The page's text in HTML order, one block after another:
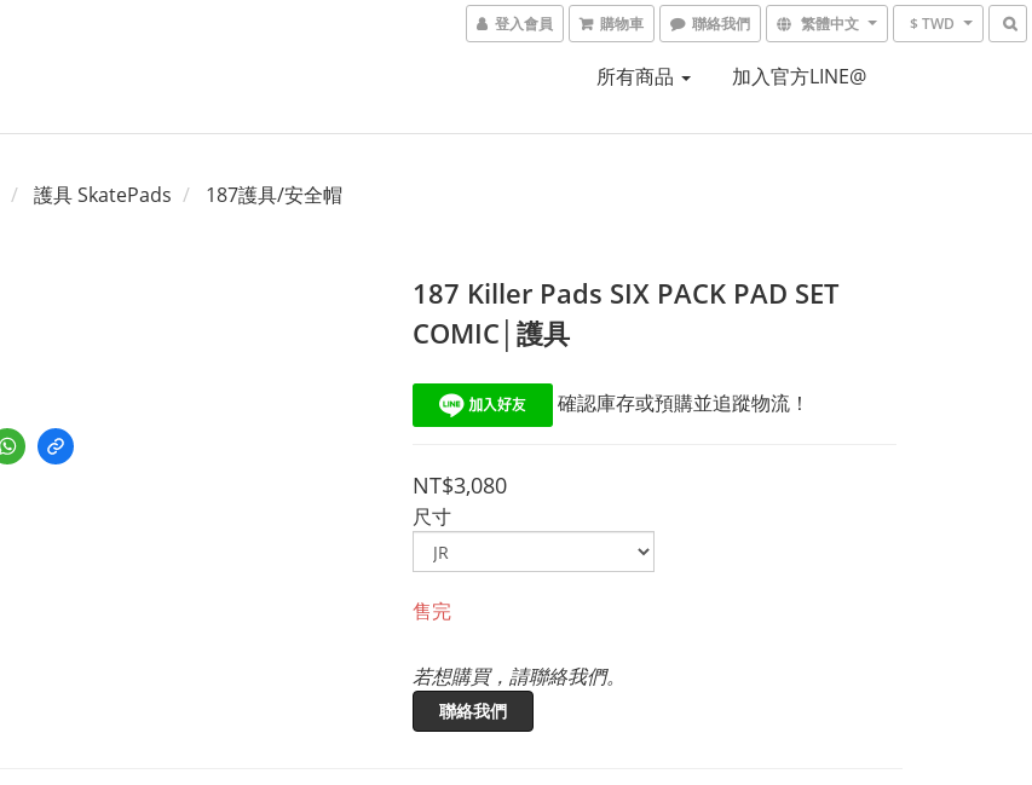
登入會員 購物車 聯絡我們 繁體中文 $ TWD
所有商品 加入官方LINE@
護具 SkatePads 187護具/安全帽
187 Killer Pads SIX PACK PAD SET
COMIC│護具
確認庫存或預購並追蹤物流！
NT$3,080
尺寸
售完
若想購買，請聯絡我們。
聯絡我們